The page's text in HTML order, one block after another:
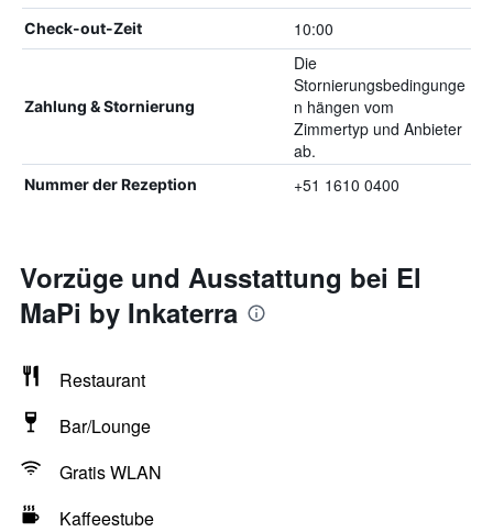
Check-out-Zeit 10:00
Zahlung & Stornierung
Die
Stornierungsbedingunge
n hängen vom
Zimmertyp und Anbieter
ab.
Nummer der Rezeption +51 1610 0400
Vorzüge und Ausstattung bei El
MaPi by Inkaterra
Restaurant
Bar/Lounge
Gratis WLAN
Kaffeestube